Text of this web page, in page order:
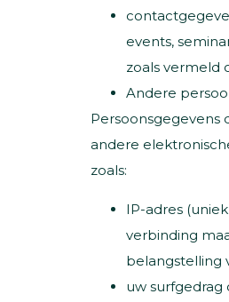
events,
zoals vermeld
Andere
Persoonsgegevens
andere
zoals:
IP-adres
verbinding
belangstelling
uw surfgedrag